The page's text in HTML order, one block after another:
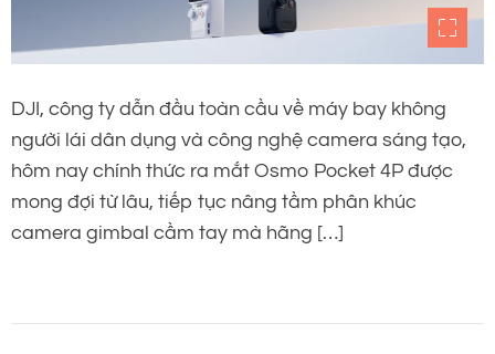
DJI, công ty dẫn đầu toàn cầu về máy bay không
người lái dân dụng và công nghệ camera sáng tạo,
hôm nay chính thức ra mắt Osmo Pocket 4P được
mong đợi từ lâu, tiếp tục nâng tầm phân khúc
camera gimbal cầm tay mà hãng […]